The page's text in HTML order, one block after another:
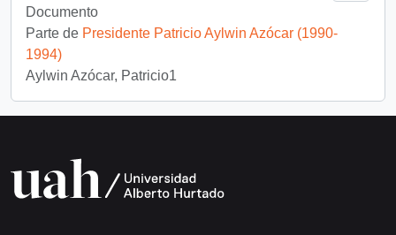
Documento
Parte de Presidente Patricio Aylwin Azócar (1990-
1994)
Aylwin Azócar, Patricio1